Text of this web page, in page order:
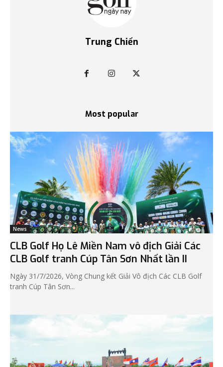
Trung Chiến
Most popular
News
CLB Golf Họ Lê Miền Nam vô địch Giải Các
CLB Golf tranh Cúp Tân Sơn Nhất lần II
Ngày 31/7/2026, Vòng Chung kết Giải Vô địch Các CLB Golf
tranh Cúp Tân Sơn...